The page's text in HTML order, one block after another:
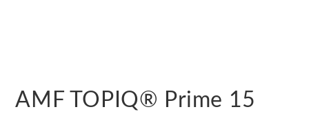
AMF TOPIQ® Prime 15